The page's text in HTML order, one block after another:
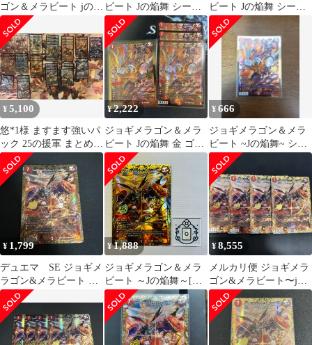
ゴン＆メラビート jの焔
舞 シークレット 25の
援軍
ビート Jの焔舞 シーク
レット
ビート Jの焔舞 シーク
レット
¥5,100
悠*1様 ますます強いパ
ック 25の援軍 まとめ売
り デュエルマスターズ
¥2,222
ジョギメラゴン＆メラ
ビート Jの焔舞 金 ゴー
ルドボーダー シク シー
クレット
¥666
ジョギメラゴン＆メラ
ビート ~Jの焔舞~ シー
クレット
¥ 1,799
デュエマ SE ジョギメ
ラゴン&メラビート ～J
の焔舞～(シークレット
レア仕様)
¥1,888
ジョギメラゴン＆メラ
ビート ～Jの焔舞～[超
シークレット]【SR】
(DM26EX1 ㊙N2超/㊙
N5)《火》【1枚】
¥8,555
メルカリ便 ジョギメラ
ゴン&メラビート〜jの
焔舞 シク シークレット
4枚セット